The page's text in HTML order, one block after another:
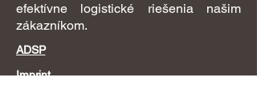
efektívne logistické riešenia našim
zákazníkom.
ADSP
Imprint